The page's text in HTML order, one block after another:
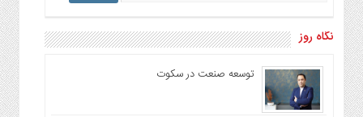
نگاه روز
توسعه صنعت در سکوت